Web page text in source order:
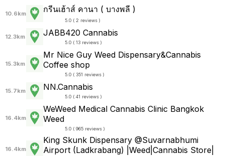
10.6km กรีนเฮ้าส์ คานา ( บางพลี )
5.0 ( 2 reviews )
12.3km JABB420 Cannabis
5.0 ( 13 reviews )
15.3km
Mr Nice Guy Weed Dispensary&Cannabis
Coffee shop
5.0 ( 351 reviews )
15.7km NN.Cannabis
5.0 ( 41 reviews )
16.4km
WeWeed Medical Cannabis Clinic Bangkok
Weed
5.0 ( 965 reviews )
16.4km
King Skunk Dispensary @Suvarnabhumi
Airport (Ladkrabang) |Weed|Cannabis Store|